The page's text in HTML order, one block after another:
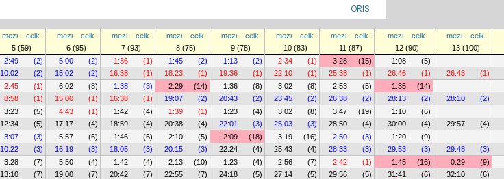
ORIS
mezi. celk. mezi. celk. mezi. celk. mezi. celk. mezi. celk. mezi. celk. mezi. celk. mezi. celk. mezi.
celk.
5 (59) 6 (95) 7 (93) 8 (75) 9 (78) 10 (83) 11 (87) 12 (90)
13 (100)
2:49 (2) 5:00 (2) 1:36 (1) 1:45 (2) 1:13 (2) 2:34 (1) 3:28 (15) 1:08
(5)
10:02 (2) 15:02 (2) 16:38 (1) 18:23 (1) 19:36 (1) 22:10 (1) 25:38 (1) 26:46 (1) 26:43
(1)
2:45 (1) 6:02 (8) 1:38 (3) 2:29 (14) 1:36 (8) 3:02 (8) 2:53 (5) 1:35
(14)
8:58 (1) 15:00 (1) 16:38 (1) 19:07 (2) 20:43 (2) 23:45 (2) 26:38 (2) 28:13 (2) 28:10
(2)
3:23 (5) 4:43 (1) 1:42 (4) 1:39 (1) 1:23 (4) 3:02 (8) 3:47 (19) 1:10
(6)
12:34 (5) 17:17 (4) 18:59 (4) 20:38 (4) 22:01 (3) 25:03 (3) 28:50 (4) 30:00 (4) 29:57
(4)
3:07 (3) 5:57 (6) 1:46 (6) 2:10 (5) 2:09 (18) 3:19 (16) 2:50 (3) 1:20
(9)
10:22 (3) 16:19 (3) 18:05 (3) 20:15 (3) 22:24 (4) 25:43 (4) 28:33 (3) 29:53 (3) 29:48
(3)
3:28 (7) 5:50 (4) 1:42 (4) 2:13 (10) 1:23 (4) 2:56 (7) 2:42 (1) 1:45 (16) 0:29
(9)
13:10 (7) 19:00 (7) 20:42 (7) 22:55 (7) 24:18 (5) 27:14 (5) 29:56 (5) 31:41 (6) 32:10
(6)